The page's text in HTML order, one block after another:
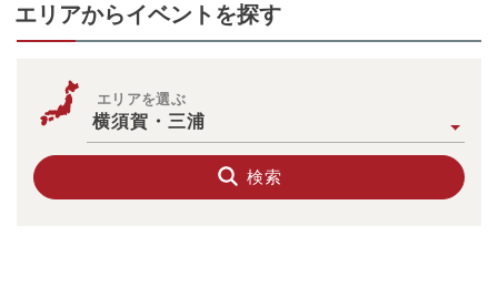
エリアからイベントを探す
エリアを選ぶ
横須賀・三浦
検索